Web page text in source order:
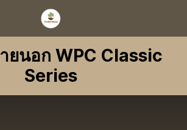
ยนอก WPC Classic
Series